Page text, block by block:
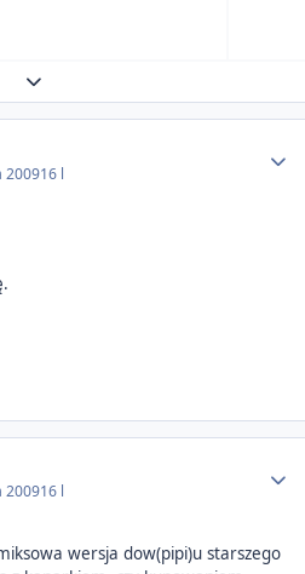
Expand topic overview
200916 l
200916 l
wersja dow(pipi)u starszego